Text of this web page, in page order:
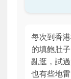
每次到香
的填飽肚
亂逛，試
也有些地